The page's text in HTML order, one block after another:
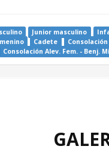
Junior masculino
Cadete
Consolación Alev. Fem. - Benj.